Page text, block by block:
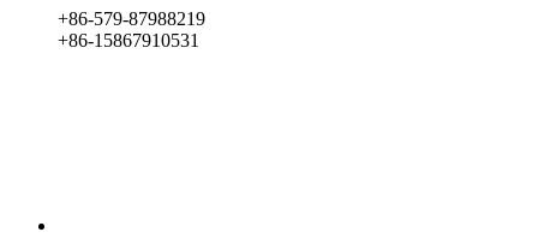
+86-579-87988219
+86-15867910531